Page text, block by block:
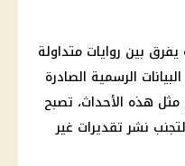
بين روايات متداولة
الرسمية الصادرة
هذه الأحداث، تصبح
نشر تقديرات غير